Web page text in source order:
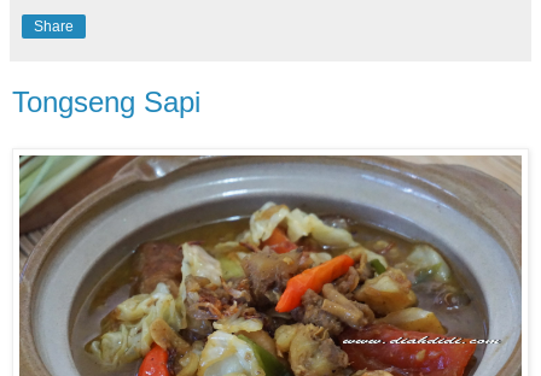
Share
Tongseng Sapi